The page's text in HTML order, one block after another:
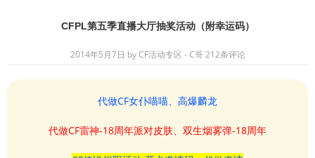
CFPL第五季直播大厅抽奖活动（附幸运码）
2014年5月7日 byCF活动专区 - C哥 212条评论
代做CF女仆喵喵、高爆麟龙
代做CF雷神-18周年派对皮肤、双生烟雾弹-18周年